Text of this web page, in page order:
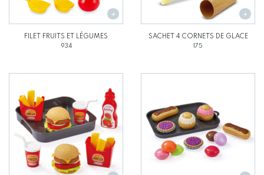
FILET FRUITS ET LÉGUMES
934
SACHET 4 CORNETS DE GLACE
175